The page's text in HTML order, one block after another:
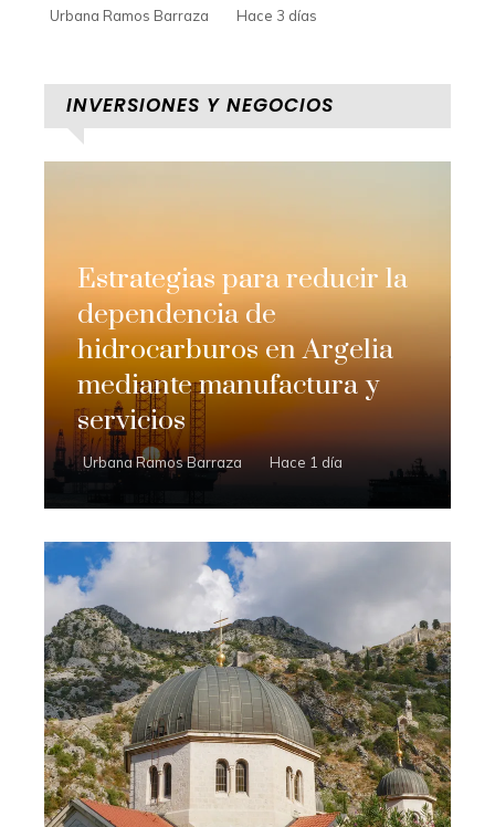
Urbana Ramos Barraza Hace 3 días
INVERSIONES Y NEGOCIOS
Estrategias para reducir la
dependencia de
hidrocarburos en Argelia
mediante manufactura y
servicios
Urbana Ramos Barraza Hace 1 día